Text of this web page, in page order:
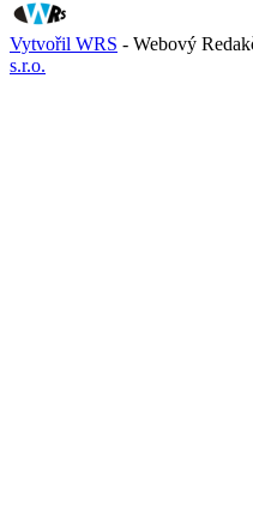
Vytvořil WRS - Webový
s.r.o.